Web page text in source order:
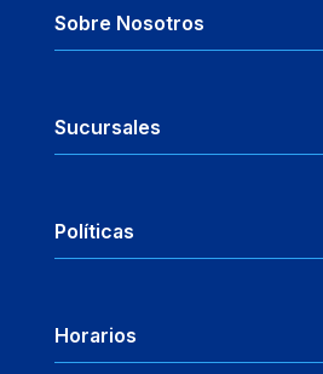
Sobre Nosotros
Sucursales
Políticas
Horarios